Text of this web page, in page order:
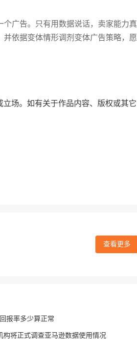
广告。只有用数据说话，卖家能力真
依据变体情形调剂变体广告策略，愿
场。如有关于作品内容、版权或其它
查看更多
报率多少算正常
构将正式调查亚马逊数据使用情况